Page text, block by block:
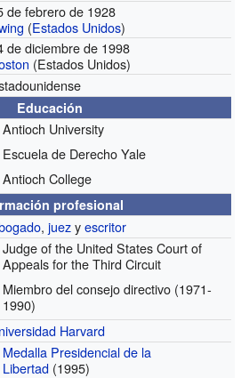
de febrero de 1928
(Estados Unidos)
de diciembre de 1998
(Estados Unidos)
Educación
Antioch University
Escuela de Derecho Yale
Antioch College
profesional
,juezyescritor
Judge of the United States Court of
Appeals for the Third Circuit
Miembro del consejo directivo (1971-
1990)
Harvard
Medalla Presidencial de la
Libertad (1995)